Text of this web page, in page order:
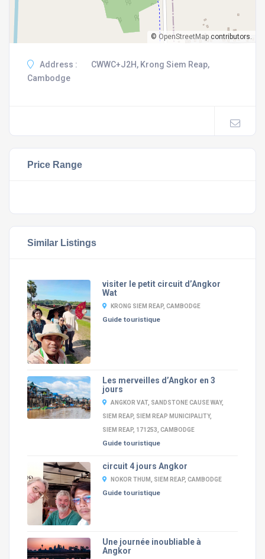
© OpenStreetMap contributors.
Address :
CWWC+J2H, Krong Siem Reap,
Cambodge
Price Range
Similar Listings
visiter le petit circuit d’Angkor
Wat
KRONG SIEM REAP, CAMBODGE
Guide touristique
Les merveilles d’Angkor en 3
jours
ANGKOR VAT, SANDSTONE CAUSE WAY,
SIEM REAP, SIEM REAP MUNICIPALITY,
SIEM REAP, 171253, CAMBODGE
Guide touristique
circuit 4 jours Angkor
NOKOR THUM, SIEM REAP, CAMBODGE
Guide touristique
Une journée inoubliable à
Angkor